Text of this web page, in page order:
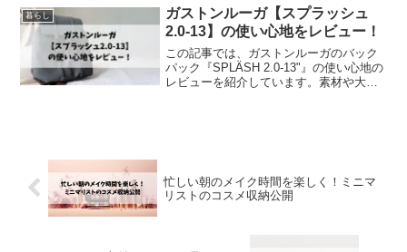
開し、家事が楽になる工夫を紹介しま
す。ぜひ最後までご覧ください。
暮らし
ガストンルーガ【スプラッシュ
2.0-13】の使い心地をレビュー！
この記事では、ガストンルーガのバック
パック『SPLÄSH 2.0-13"』の使い心地の
レビューを紹介しています。素材や大き
忙しい朝のメイク時間を楽しく！ミニマ
リストのコスメ収納公開